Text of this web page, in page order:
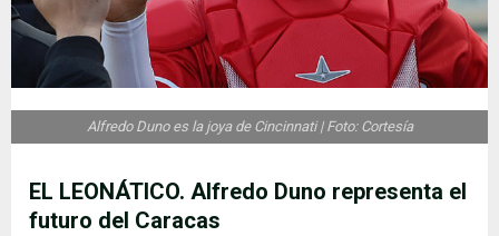
EL LEONÁTICO. Alfredo Duno representa el
futuro del Caracas
Alfredo Duno es la joya de Cincinnati | Foto: Cortesía